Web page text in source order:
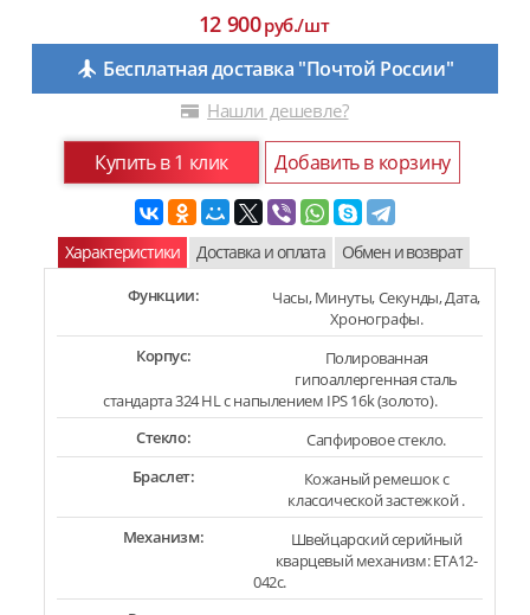
12 900руб./шт
Бесплатная доставка "Почтой России"
Нашли дешевле?
Купить в 1 клик Добавить в корзину
Характеристики Доставка и оплата Обмен и возврат
Функции:
Часы, Минуты, Секунды, Дата,
Хронографы.
Корпус:
Полированная
гипоаллергенная сталь
стандарта 324 HL с напылением IPS 16k (золото).
Стекло:
Сапфировое стекло.
Браслет:
Кожаный ремешок с
классической застежкой .
Механизм:
Швейцарский серийный
кварцевый механизм: ETA12-
042c.